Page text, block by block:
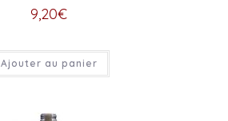
9,20€
Ajouter au panier